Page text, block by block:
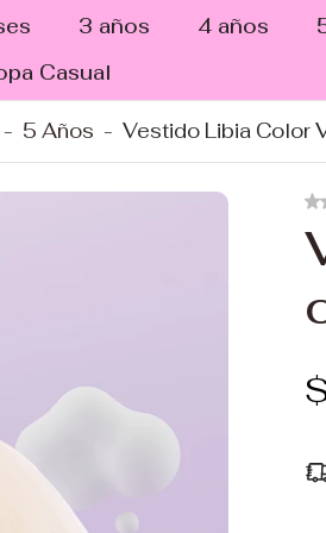
3 años 4 años
Casual
- 5 Años - Vestido Libia Color